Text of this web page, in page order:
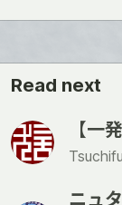
Read next
【一
ニュ